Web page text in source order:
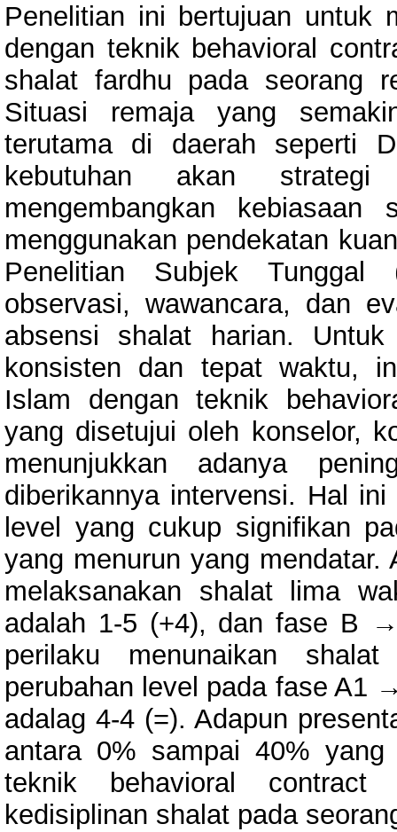
Penelitian ini bertujuan untuk
dengan teknik behavioral
shalat fardhu pada seorang
Situasi remaja yang
terutama di daerah seperti
kebutuhan akan
mengembangkan
menggunakan pendekatan
Penelitian Subjek Tunggal
observasi, wawancara, dan
absensi shalat harian.
konsisten dan tepat waktu,
Islam dengan teknik
yang disetujui oleh konselor,
menunjukkan adanya
diberikannya intervensi. Hal
level yang cukup signifikan
yang menurun yang mendatar.
melaksanakan shalat lima
adalah 1-5 (+4), dan fase B
perilaku menunaikan
perubahan level pada fase A1
adalag 4-4 (=). Adapun
antara 0% sampai 40% yang
teknik behavioral contract
kedisiplinan shalat pada